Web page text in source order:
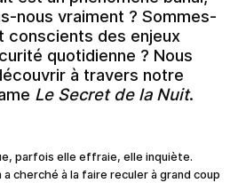
nous vraiment ? Sommes-
conscients des enjeux
quotidienne ? Nous
à travers notre
Le Secret de la Nuit.
parfois elle effraie, elle inquiète.
cherché à la faire reculer à grand coup